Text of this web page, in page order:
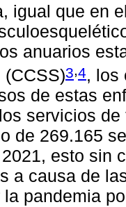
igual que en
anuarios
(CCSS)3,4, los
de estas
servicios
de 269.165
esto sin
a causa de
pandemia